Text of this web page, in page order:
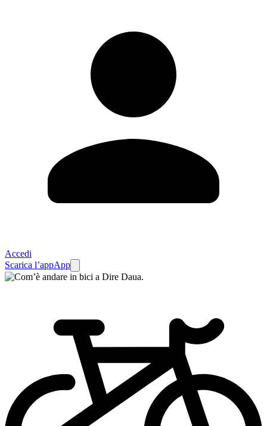
Accedi
Scarica l’appApp